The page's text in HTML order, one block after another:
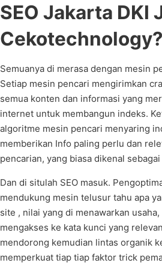
SEO Jakarta DKI
Cekotechnology?
Semuanya di merasa dengan mesin
Setiap mesin pencari mengirimkan
semua konten dan informasi yang
internet untuk membangun indeks.
algoritme mesin pencari menyaring
memberikan Info paling perlu dan
pencarian, yang biasa dikenal
Dan di situlah SEO masuk.
mendukung mesin telusur tahu apa
site , nilai yang di menawarkan
mengakses ke kata kunci yang
mendorong kemudian lintas organik
memperkuat tiap tiap faktor trick